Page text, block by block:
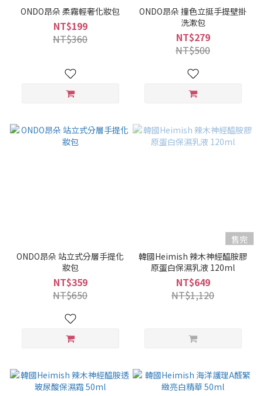
ONDO昂朵 柔霧輕奢化妝包
NT$199
NT$360
ONDO昂朵 撞色立挺手提壁掛
洗漱包
NT$279
NT$500
ONDO昂朵 站立式分層手提化
妝包
NT$359
NT$650
售完
韓國Heimish 辣木神經醯胺膠
原蛋白保濕乳液 120ml
NT$649
NT$1,120